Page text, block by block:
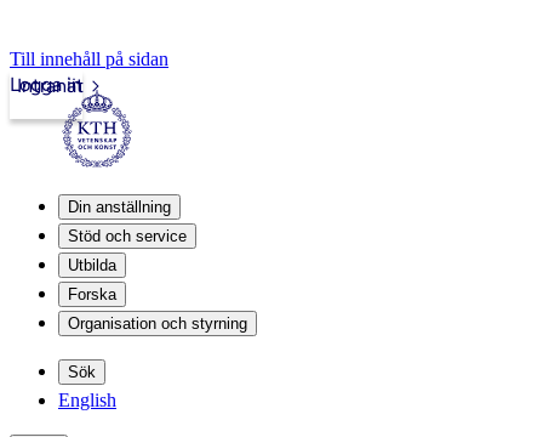
Till innehåll på sidan
Intranät
Logga in
Din anställning
Stöd och service
Utbilda
Forska
Organisation och styrning
Sök
English